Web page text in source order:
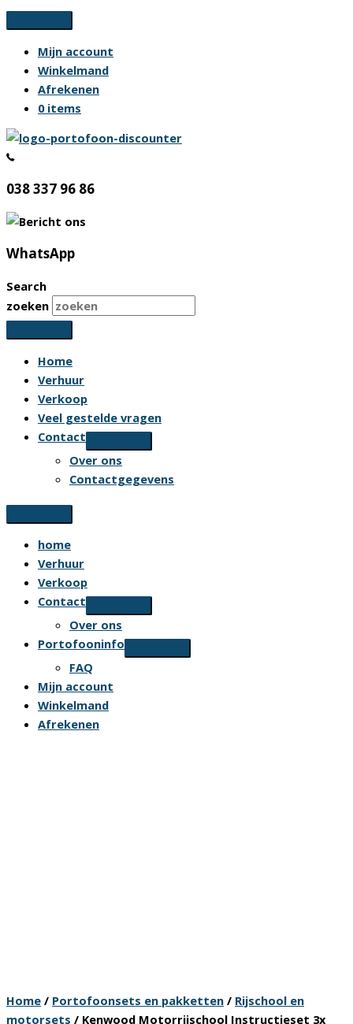
Ga
naar
inhoud
Mijn account
Winkelmand
Afrekenen
0 items
038 337 96 86
WhatsApp
Search
zoeken
Home
Verhuur
Verkoop
Veel gestelde vragen
Contact
Over ons
Contactgegevens
home
Verhuur
Verkoop
Contact
Over ons
Portofooninfo
FAQ
Mijn account
Winkelmand
Afrekenen
Home / Portofoonsets en pakketten / Rijschool en
motorsets / Kenwood Motorrijschool Instructieset 3x